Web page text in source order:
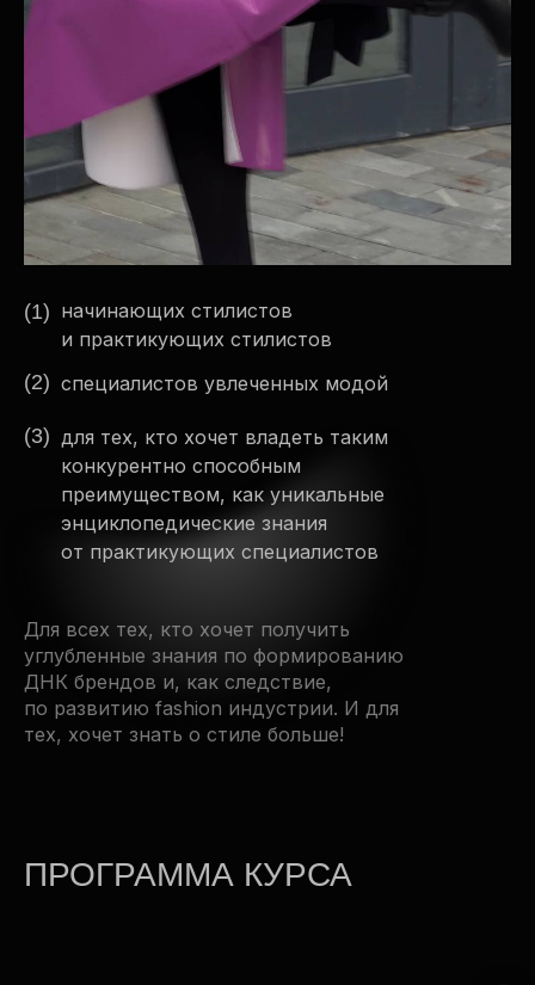
(1) начинающих стилистов
и практикующих стилистов
(2) специалистов увлеченных модой
(3) для тех, кто хочет владеть таким
конкурентно способным
преимуществом, как уникальные
энциклопедические знания
от практикующих специалистов
Для всех тех, кто хочет получить
углубленные знания по формированию
ДНК брендов и, как следствие,
по развитию fashion индустрии. И для
тех, хочет знать о стиле больше!
ПРОГРАММА КУРСА